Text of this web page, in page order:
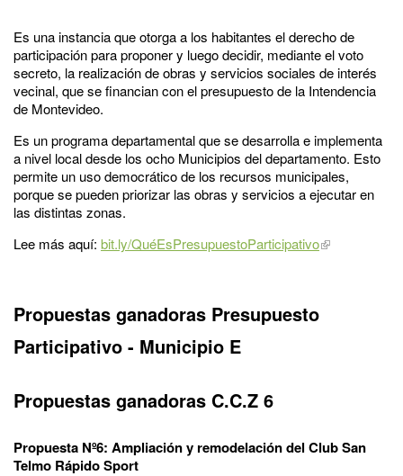
Es una instancia que otorga a los habitantes el derecho de
participación para proponer y luego decidir, mediante el voto
secreto, la realización de obras y servicios sociales de interés
vecinal, que se financian con el presupuesto de la Intendencia
de Montevideo.
Es un programa departamental que se desarrolla e implementa
a nivel local desde los ocho Municipios del departamento. Esto
permite un uso democrático de los recursos municipales,
porque se pueden priorizar las obras y servicios a ejecutar en
las distintas zonas.
Lee más aquí: bit.ly/QuéEsPresupuestoParticipativo
Propuestas ganadoras Presupuesto
Participativo - Municipio E
Propuestas ganadoras C.C.Z 6
Propuesta Nº6: Ampliación y remodelación del Club San
Telmo Rápido Sport